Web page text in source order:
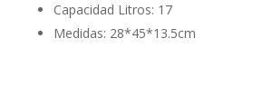
Capacidad Litros: 17
Medidas: 28*45*13.5cm